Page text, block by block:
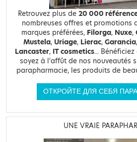
Retrouvez plus de 20 000
nombreuses offres et promotions
marques préférées, Filorga, Nuxe,
Mustela, Uriage, Lierac, Garancia,
Lancaster, IT cosmetics...
soyez à l'affût de nos nouveautés
parapharmacie, les produits de
ОТКРОЙТЕ ДЛЯ СЕБЯ
UNE VRAIE